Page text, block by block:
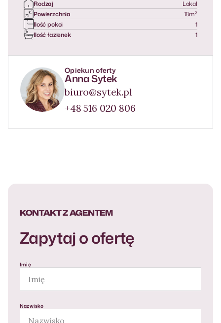
Rodzaj
Lokal
Powierzchnia
18m²
Ilość pokoi
1
Ilość łazienek
1
Opiekun oferty
Anna Sytek
biuro@sytek.pl
+48 516 020 806
KONTAKT Z AGENTEM
Zapytaj o ofertę
Imię
Nazwisko